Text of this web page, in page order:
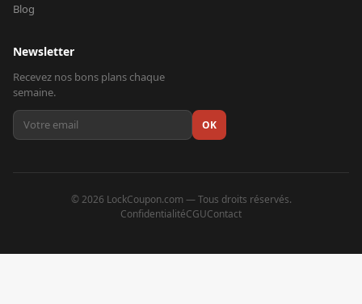
Blog
Newsletter
Recevez nos bons plans chaque
semaine.
OK
©2026 LockCoupon.com — Tous droits réservés.
ConfidentialitéCGUContact